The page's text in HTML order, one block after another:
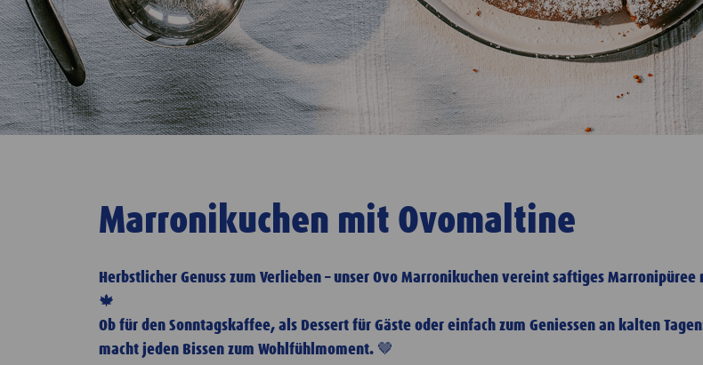
Marronikuchen mit Ovomaltine
Herbstlicher Genuss zum Verlieben – unser Ovo Marronikuchen vereint saftiges
🍁
Ob für den Sonntagskaffee, als Dessert für Gäste oder einfach zum Geniessen an kalten
macht jeden Bissen zum Wohlfühlmoment. 🤎